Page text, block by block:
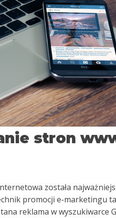
stron
została
promocji e-marketingu
reklama w wyszukiwarce